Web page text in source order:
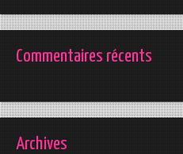
Commentaires récents
Archives